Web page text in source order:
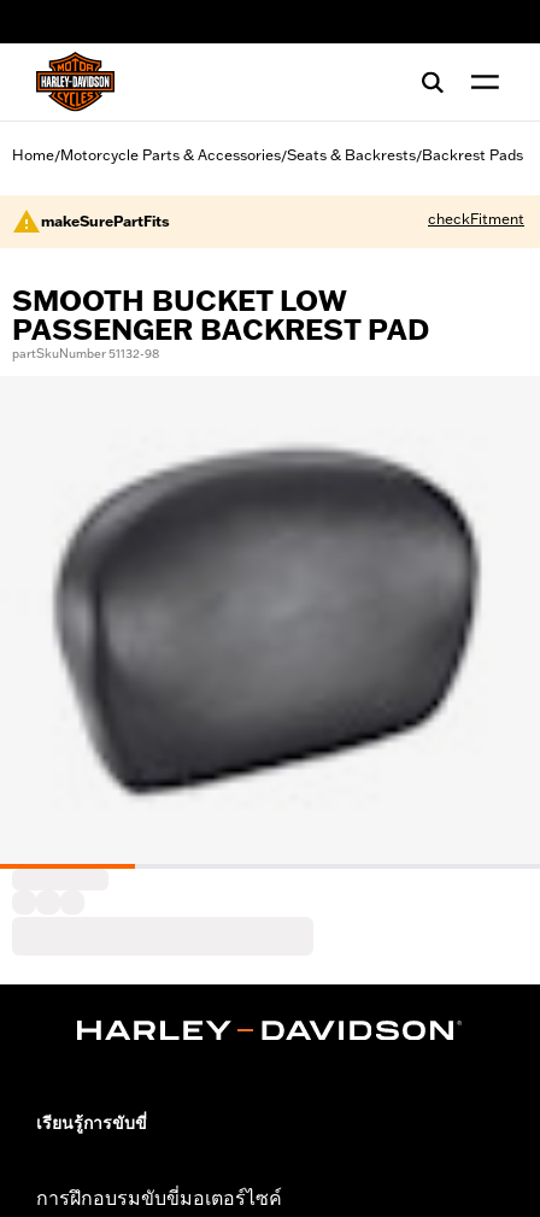
Home/Motorcycle Parts & Accessories/Seats & Backrests/Backrest Pads
makeSurePartFits checkFitment
SMOOTH BUCKET LOW
PASSENGER BACKREST PAD
partSkuNumber 51132-98
เรียนรู้การขับขี่
การฝึกอบรมขับขี่มอเตอร์ไซค์